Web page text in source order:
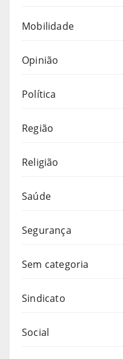
Mobilidade
Opinião
Política
Região
Religião
Saúde
Segurança
Sem categoria
Sindicato
Social